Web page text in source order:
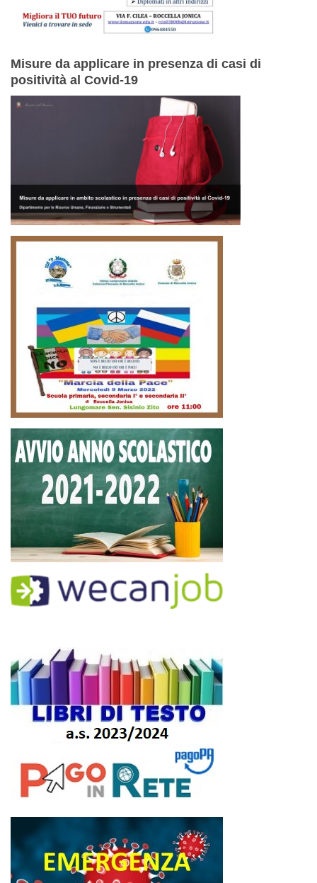
Misure da applicare in presenza di casi di
positività al Covid-19